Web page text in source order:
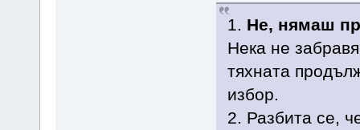
1. Не, нямаш
Нека не
тяхната
избор.
2. Разбита се,